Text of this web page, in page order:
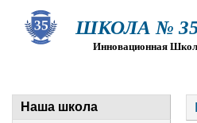
ШКОЛА № 35
Инновационная Школа -
Наша школа